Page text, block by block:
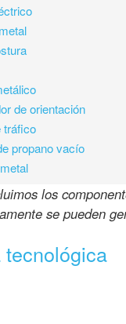
de orientación
tráfico
propano vacío
los
se pueden
tecnológica